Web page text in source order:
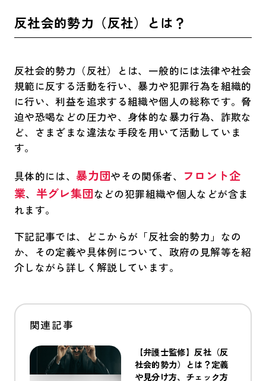
反社会的勢力（反社）とは？
反社会的勢力（反社）とは、一般的には法律や社会
規範に反する活動を行い、暴力や犯罪行為を組織的
に行い、利益を追求する組織や個人の総称です。脅
迫や恐喝などの圧力や、身体的な暴力行為、詐欺な
ど、さまざまな違法な手段を用いて活動していま
す。
具体的には、暴力団やその関係者、 フロント企
業、 半グレ集団などの犯罪組織や個人などが含ま
れます。
下記記事では、どこからが「反社会的勢力」なの
か、その定義や具体例について、政府の見解等を紹
介しながら詳しく解説しています。
【弁護士監修】反社（反
社会的勢力）とは？定義
や見分け方、チェック方